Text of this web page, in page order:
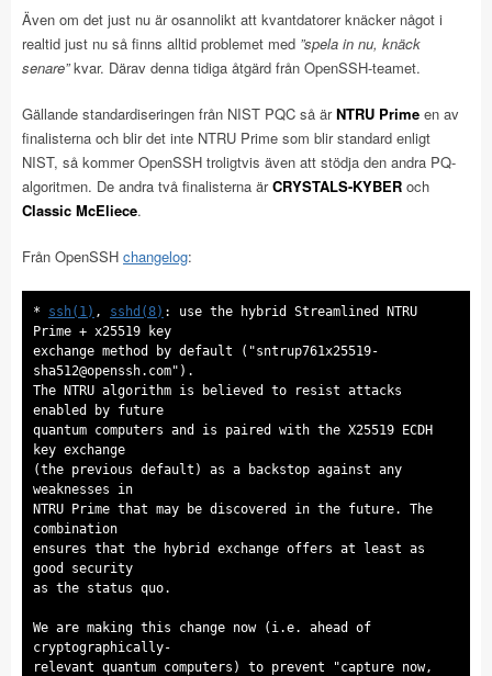
Även om det just nu är osannolikt att kvantdatorer knäcker något i
realtid just nu så finns alltid problemet med ”spela in nu, knäck
senare”kvar. Därav denna tidiga åtgärd från OpenSSH-teamet.
Gällande standardiseringen från NIST PQC så ärNTRU Prime en av
finalisterna och blir det inte NTRU Prime som blir standard enligt
NIST, så kommer OpenSSH troligtvis även att stödja den andra PQ-
algoritmen. De andra två finalisterna ärCRYSTALS-KYBER och
Classic McEliece.
Från OpenSSH changelog:
* ssh(1) , sshd(8) : use the hybrid Streamlined NTRU
Prime + x25519 key
exchange method by default ("sntrup761x25519-
sha512@openssh.com").
The NTRU algorithm is believed to resist attacks
enabled by future
quantum computers and is paired with the X25519 ECDH
key exchange
(the previous default) as a backstop against any
weaknesses in
NTRU Prime that may be discovered in the future. The
combination
ensures that the hybrid exchange offers at least as
good security
as the status quo.
We are making this change now (i.e. ahead of
cryptographically-
relevant quantum computers) to prevent "capture now,